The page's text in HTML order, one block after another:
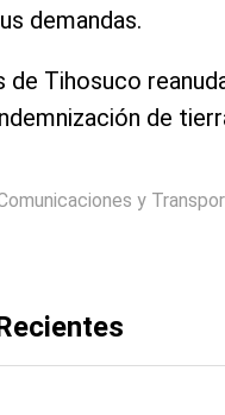
demandas.
de Tihosuco
de
y